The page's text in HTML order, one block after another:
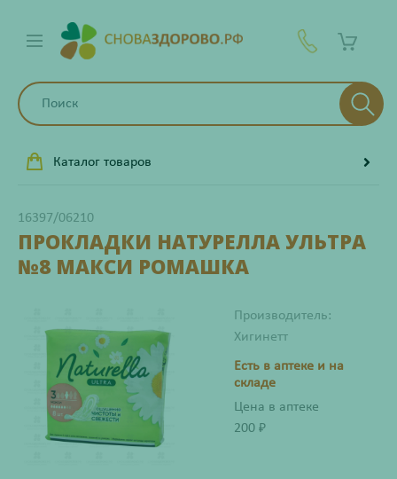
Каталог товаров
16397/06210
ПРОКЛАДКИ НАТУРЕЛЛА УЛЬТРА
№8 МАКСИ РОМАШКА
Производитель:
Хигинетт
Есть в аптеке и на
складе
Цена в аптеке
200 ₽